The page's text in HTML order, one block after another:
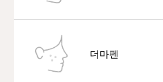
더마펜